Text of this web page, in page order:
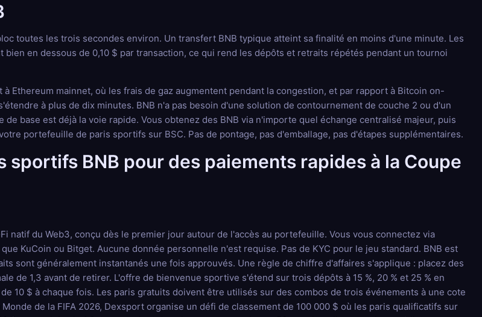
toutes les trois secondes environ. Un transfert BNB typique atteint sa finalité en moins d'une minute. Les
en dessous de 0,10 $ par transaction, ce qui rend les dépôts et retraits répétés pendant un tournoi
Ethereum mainnet, où les frais de gaz augmentent pendant la congestion, et par rapport à Bitcoin on-
à plus de dix minutes. BNB n'a pas besoin d'une solution de contournement de couche 2 ou d'un
de base est déjà la voie rapide. Vous obtenez des BNB via n'importe quel échange centralisé majeur, puis
portefeuille de paris sportifs sur BSC. Pas de pontage, pas d'emballage, pas d'étapes supplémentaires.
sportifs BNB pour des paiements rapides à la Coupe
natif du Web3, conçu dès le premier jour autour de l'accès au portefeuille. Vous vous connectez via
KuCoin ou Bitget. Aucune donnée personnelle n'est requise. Pas de KYC pour le jeu standard. BNB est
sont généralement instantanés une fois approuvés. Une règle de chiffre d'affaires s'applique : placez des
de 1,3 avant de retirer. L'offre de bienvenue sportive s'étend sur trois dépôts à 15 %, 20 % et 25 % en
10 $ à chaque fois. Les paris gratuits doivent être utilisés sur des combos de trois événements à une cote
de la FIFA 2026, Dexsport organise un défi de classement de 100 000 $ où les paris qualificatifs sur